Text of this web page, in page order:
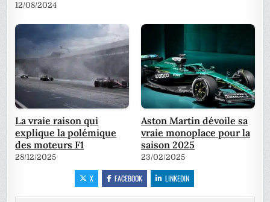
12/08/2024
La vraie raison qui
explique la polémique
des moteurs F1
28/12/2025
Aston Martin dévoile sa
vraie monoplace pour la
saison 2025
23/02/2025
X FACEBOOK LINKEDIN